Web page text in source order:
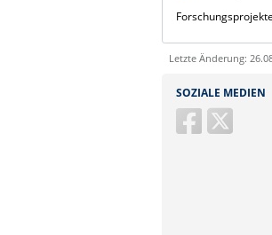
Letzte Änderung:
Ihre E-Mailadresse:
SOZIALE MEDIEN